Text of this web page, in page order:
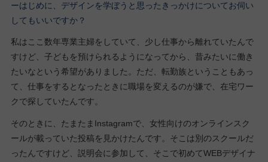
ーはじめに、デザインを学ぼうと思ったきっかけについてお伺い
してもいいですか？
私はここ数年専業主婦をしていて、少し仕事から離れていたんで
すけど、子どもを預けられるようになってから、昔みたいに働き
たいなという希望がありました。ただ、転勤族ということもあっ
て、仕事をするとなったときに職場を変えるのが嫌で、在宅ワー
クで探していたんです。
そのときに、たまたまInstagramで、女性向けのオンラインスク
ールが載っていた投稿を見かけたんです。そこは別のスクールだ
ったんですけど、説明会に参加して、そこで初めてWEBデザイナ